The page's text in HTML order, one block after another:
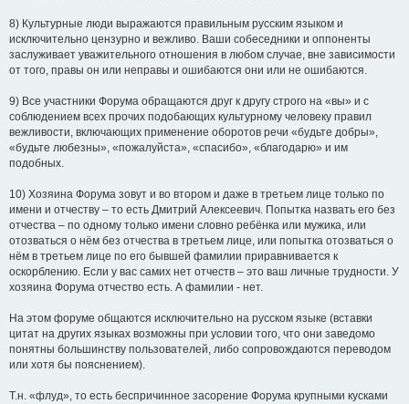
8) Культурные люди выражаются правильным русским языком и
исключительно цензурно и вежливо. Ваши собеседники и оппоненты
заслуживает уважительного отношения в любом случае, вне зависимости
от того, правы он или неправы и ошибаются они или не ошибаются.
9) Все участники Форума обращаются друг к другу строго на «вы» и с
соблюдением всех прочих подобающих культурному человеку правил
вежливости, включающих применение оборотов речи «будьте добры»,
«будьте любезны», «пожалуйста», «спасибо», «благодарю» и им
подобных.
10) Хозяина Форума зовут и во втором и даже в третьем лице только по
имени и отчеству – то есть Дмитрий Алексеевич. Попытка назвать его без
отчества – по одному только имени словно ребёнка или мужика, или
отозваться о нём без отчества в третьем лице, или попытка отозваться о
нём в третьем лице по его бывшей фамилии приравнивается к
оскорблению. Если у вас самих нет отчеств – это ваш личные трудности. У
хозяина Форума отчество есть. А фамилии - нет.
На этом форуме общаются исключительно на русском языке (вставки
цитат на других языках возможны при условии того, что они заведомо
понятны большинству пользователей, либо сопровождаются переводом
или хотя бы пояснением).
Т.н. «флуд», то есть беспричинное засорение Форума крупными кусками